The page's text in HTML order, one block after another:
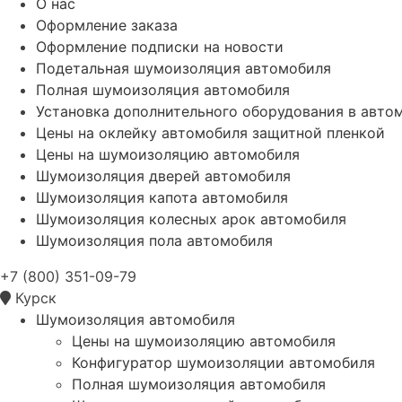
Оформление заказа
Оформление подписки на новости
Подетальная шумоизоляция автомобиля
Полная шумоизоляция автомобиля
Установка дополнительного оборудования в
Цены на оклейку автомобиля защитной пленкой
Цены на шумоизоляцию автомобиля
Шумоизоляция дверей автомобиля
Шумоизоляция капота автомобиля
Шумоизоляция колесных арок автомобиля
Шумоизоляция пола автомобиля
+7 (800) 351-09-79
Курск
Шумоизоляция автомобиля
Цены на шумоизоляцию автомобиля
Конфигуратор шумоизоляции автомобиля
Полная шумоизоляция автомобиля